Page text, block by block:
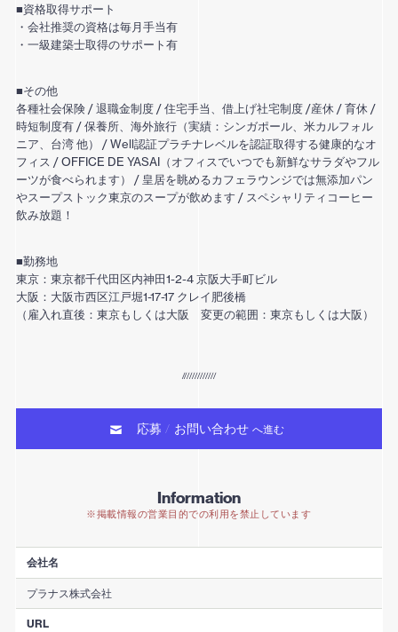
■資格取得サポート
・会社推奨の資格は毎月手当有
・一級建築士取得のサポート有
■その他
各種社会保険 / 退職金制度 / 住宅手当、借上げ社宅制度 /産休 / 育休 /
時短制度有 / 保養所、海外旅行（実績：シンガポール、米カルフォル
ニア、台湾 他） / Well認証プラチナレベルを認証取得する健康的なオ
フィス / OFFICE DE YASAI（オフィスでいつでも新鮮なサラダやフル
ーツが食べられます） / 皇居を眺めるカフェラウンジでは無添加パン
やスープストック東京のスープが飲めます / スペシャリティコーヒー
飲み放題！
■勤務地
東京：東京都千代田区内神田1-2-4 京阪大手町ビル
大阪：大阪市西区江戸堀1-17-17 クレイ肥後橋
（雇入れ直後：東京もしくは大阪 変更の範囲：東京もしくは大阪）
応募 / お問い合わせへ進む
Information
※掲載情報の営業目的での利用を禁止しています
会社名
プラナス株式会社
URL